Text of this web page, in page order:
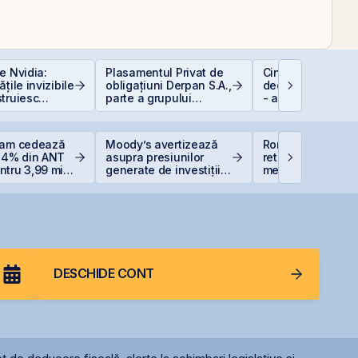
Nvidia:
invizibile
Plasamentul Privat de
obligațiuni Derpan S.A.,
parte a grupului
Golden Foods Snacks,
Cine e eligibil
deducerea de
- angajați vs. PFA
cedează
din ANT
3,99 mil.
Moody’s avertizează
asupra presiunilor
generate de investițiile
România evită
retrogradarea,
menține ratingul
României la BBB-
DESCHIDE CONT